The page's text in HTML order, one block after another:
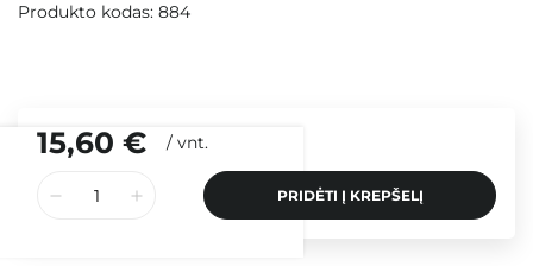
15,60 € / vnt.
PRIDĖTI Į KREPŠELĮ
Produkto kodas: 884